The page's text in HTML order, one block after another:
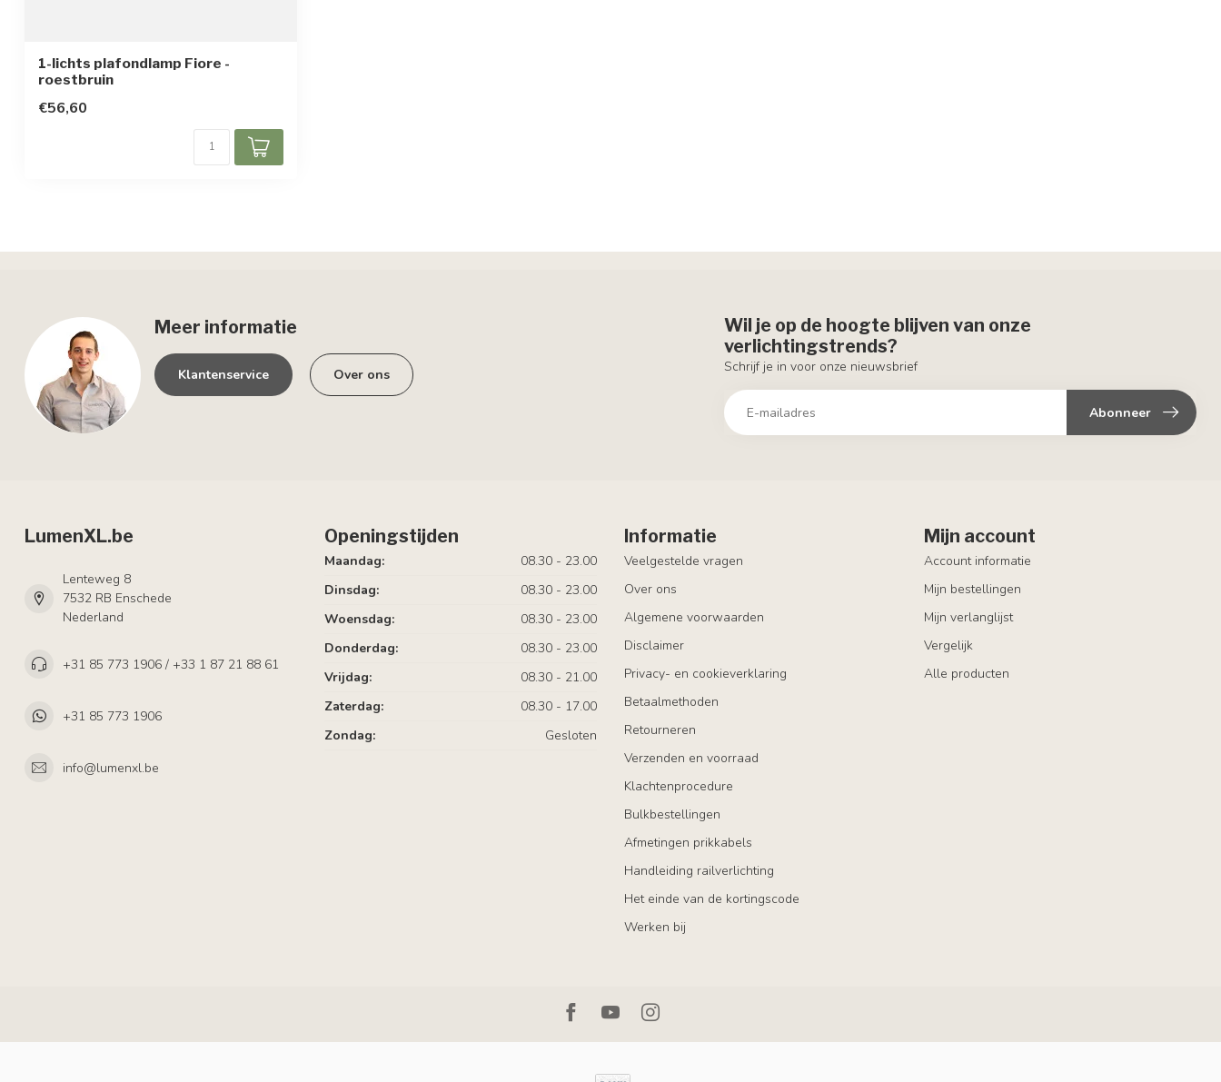
1-lichts plafondlamp Fiore -
roestbruin
€56,60
Meer informatie
Klantenservice Over ons
Wil je op de hoogte blijven van onze
verlichtingstrends?
Schrijf je in voor onze nieuwsbrief
Abonneer
LumenXL.be
Lenteweg 8
7532 RB Enschede
Nederland
+31 85 773 1906 / +33 1 87 21 88 61
+31 85 773 1906
info@lumenxl.be
Openingstijden
Maandag:
08.30 - 23.00
Dinsdag:
08.30 - 23.00
Woensdag:
08.30 - 23.00
Donderdag:
08.30 - 23.00
Vrijdag:
08.30 - 21.00
Zaterdag:
08.30 - 17.00
Zondag:
Gesloten
Informatie
Veelgestelde vragen
Over ons
Algemene voorwaarden
Disclaimer
Privacy- en cookieverklaring
Betaalmethoden
Retourneren
Verzenden en voorraad
Klachtenprocedure
Bulkbestellingen
Afmetingen prikkabels
Handleiding railverlichting
Het einde van de kortingscode
Werken bij
Mijn account
Account informatie
Mijn bestellingen
Mijn verlanglijst
Vergelijk
Alle producten